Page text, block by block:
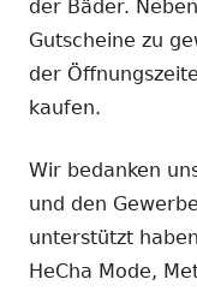
der Bäder.
Gutscheine zu
der
kaufen.
Wir bedanken
und den
unterstützt
HeCha Mode,